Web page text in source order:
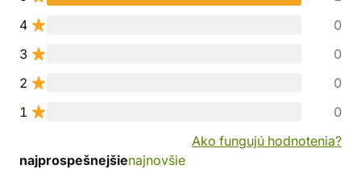
4
0
3
0
2
0
1
0
Ako fungujú hodnotenia?
najprospešnejšienajnovšie